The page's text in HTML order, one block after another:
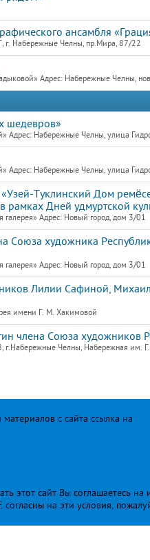
ансамбля
Набережные Челны, пр.Мира, 87/22
Адрес: Набережные Челны,
шедевров»
Адрес: Набережные Челны, улица
Адрес: Набережные Челны, улица
Туклинский Дом
рамках Дней удмуртской
галерея» Адрес: Новый город, дом 3/01
Союза художника
галерея» Адрес: Новый город, дом 3/01
Лилии Сафиной,
имени Г. М. Хакимовой
члена Союза художников
Челны, Набережная им.
с сайта ссылка на
этот сайт Вы соглашаетесь
на эти условия,